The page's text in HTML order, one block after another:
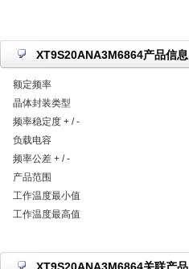
XT9S20ANA3M6864产品信息
额定频率
晶体封装类型
频率稳定度 + / -
负载电容
频率公差 + / -
产品范围
工作温度最小值
工作温度最高值